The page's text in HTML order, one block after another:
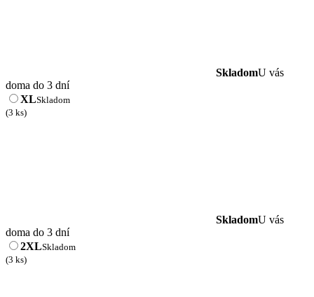
SkladomU vás
doma do 3 dní
XLSkladom
(3 ks)
SkladomU vás
doma do 3 dní
2XLSkladom
(3 ks)